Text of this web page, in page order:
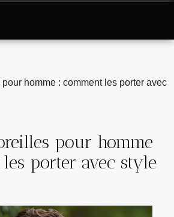
homme : comment les porter avec
pour homme
porter avec style